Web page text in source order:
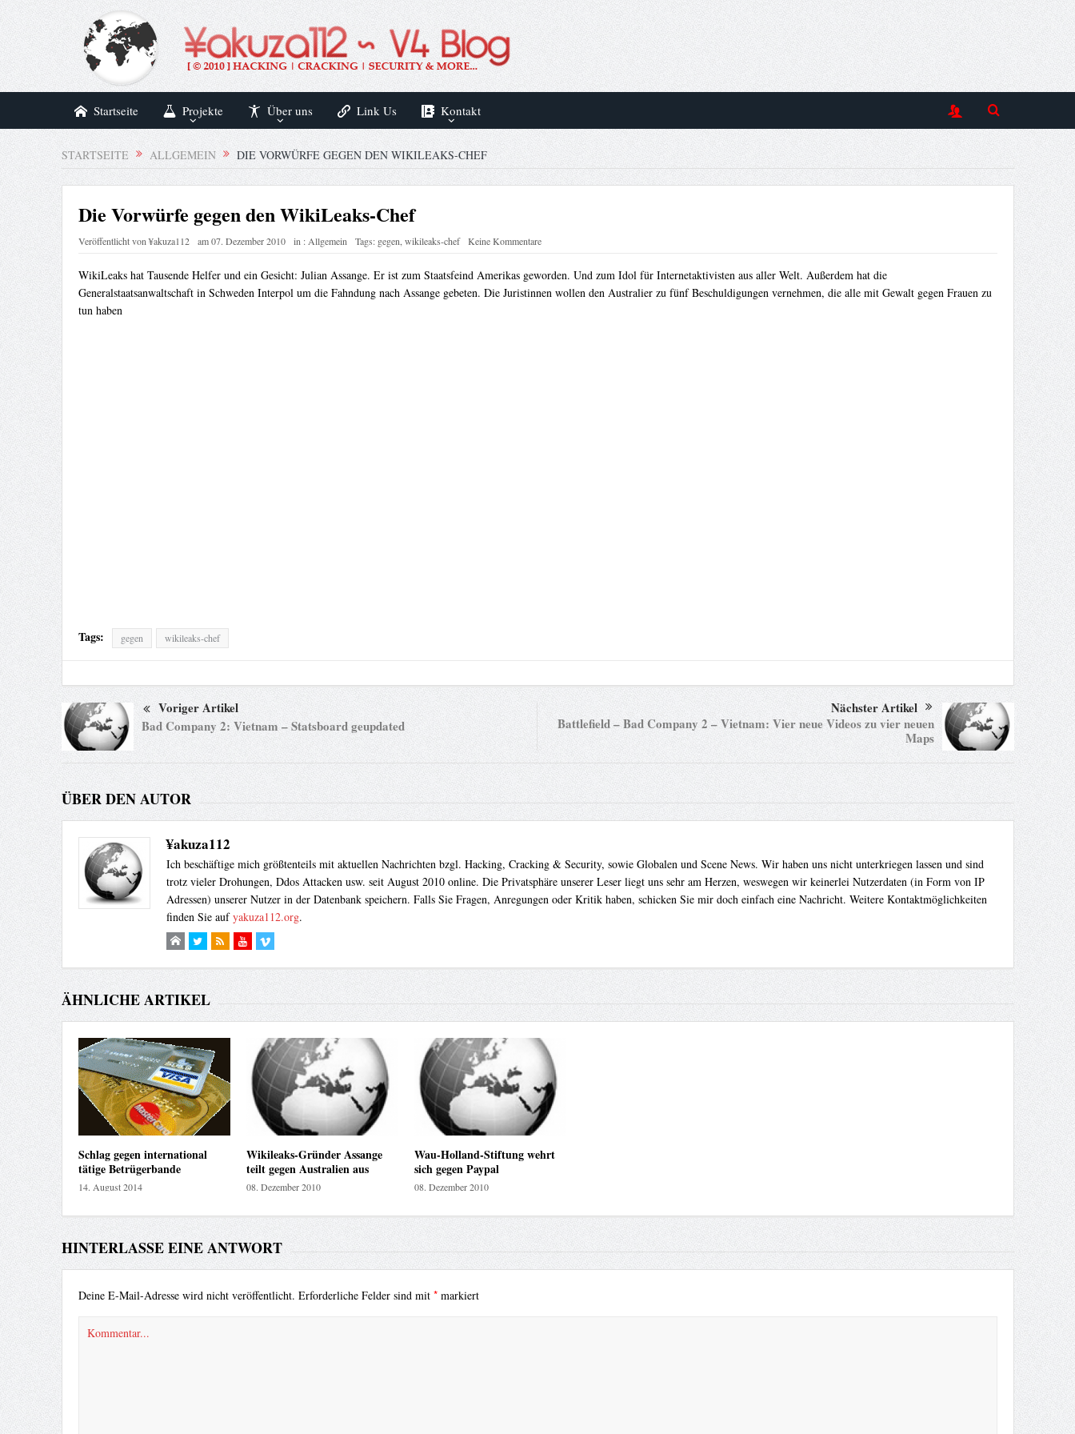
Startseite Projekte Über uns Link Us Kontakt
STARTSEITE ALLGEMEIN DIE VORWÜRFE GEGEN DEN WIKILEAKS-CHEF
Die Vorwürfe gegen den WikiLeaks-Chef
Veröffentlicht von¥akuza112 am07. Dezember 2010 in :Allgemein Tags: gegen,wikileaks-chef Keine Kommentare
WikiLeaks hat Tausende Helfer und ein Gesicht: Julian Assange. Er ist zum Staatsfeind Amerikas geworden. Und zum Idol für Internetaktivisten aus aller Welt. Außerdem hat die
Generalstaatsanwaltschaft in Schweden Interpol um die Fahndung nach Assange gebeten. Die Juristinnen wollen den Australier zu fünf Beschuldigungen vernehmen, die alle mit Gewalt gegen Frauen zu
tun haben
Tags: gegen wikileaks-chef
Voriger Artikel
Bad Company 2: Vietnam – Statsboard geupdated
Nächster Artikel
Battlefield – Bad Company 2 – Vietnam: Vier neue Videos zu vier neuen
Maps
ÜBER DEN AUTOR
¥akuza112
Ich beschäftige mich größtenteils mit aktuellen Nachrichten bzgl. Hacking, Cracking & Security, sowie Globalen und Scene News. Wir haben uns nicht unterkriegen lassen und sind
trotz vieler Drohungen, Ddos Attacken usw. seit August 2010 online. Die Privatsphäre unserer Leser liegt uns sehr am Herzen, weswegen wir keinerlei Nutzerdaten (in Form von IP
Adressen) unserer Nutzer in der Datenbank speichern. Falls Sie Fragen, Anregungen oder Kritik haben, schicken Sie mir doch einfach eine Nachricht. Weitere Kontaktmöglichkeiten
finden Sie aufyakuza112.org.
ÄHNLICHE ARTIKEL
Schlag gegen international
tätige Betrügerbande
14. August 2014
Wikileaks-Gründer Assange
teilt gegen Australien aus
08. Dezember 2010
Wau-Holland-Stiftung wehrt
sich gegen Paypal
08. Dezember 2010
HINTERLASSE EINE ANTWORT
Deine E-Mail-Adresse wird nicht veröffentlicht. Erforderliche Felder sind mit *markiert